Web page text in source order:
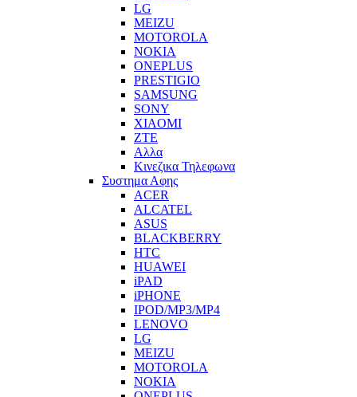
LG
MEIZU
MOTOROLA
NOKIA
ONEPLUS
PRESTIGIO
SAMSUNG
SONY
XIAOMI
ZTE
Αλλα
Κινεζικα Τηλεφωνα
Συστημα Αφης
ACER
ALCATEL
ASUS
BLACKBERRY
HTC
HUAWEI
iPAD
iPHONE
IPOD/MP3/MP4
LENOVO
LG
MEIZU
MOTOROLA
NOKIA